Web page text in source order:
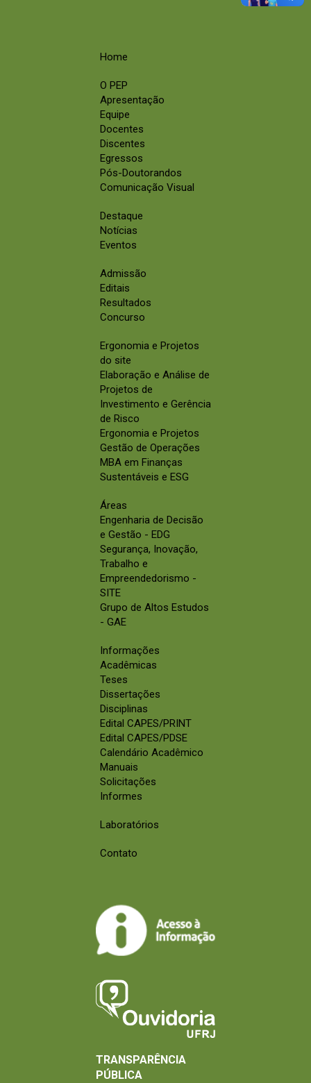
Home
O PEP
Apresentação
Equipe
Docentes
Discentes
Egressos
Pós-Doutorandos
Comunicação Visual
Destaque
Notícias
Eventos
Admissão
Editais
Resultados
Concurso
Ergonomia e Projetos
do site
Elaboração e Análise de
Projetos de
Investimento e Gerência
de Risco
Ergonomia e Projetos
Gestão de Operações
MBA em Finanças
Sustentáveis e ESG
Áreas
Engenharia de Decisão
e Gestão - EDG
Segurança, Inovação,
Trabalho e
Empreendedorismo -
SITE
Grupo de Altos Estudos
- GAE
Informações
Acadêmicas
Teses
Dissertações
Disciplinas
Edital CAPES/PRINT
Edital CAPES/PDSE
Calendário Acadêmico
Manuais
Solicitações
Informes
Laboratórios
Contato
TRANSPARÊNCIA
PÚBLICA